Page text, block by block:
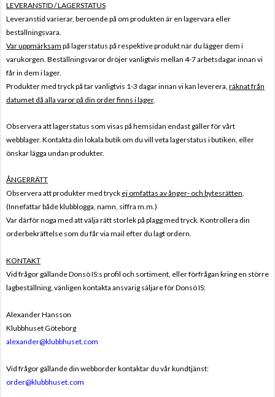
LEVERANSTID / LAGERSTATUS
Leveranstid varierar, beroende på om produkten är en lagervara eller
beställningsvara.
Var uppmärksam på lagerstatus på respektive produkt när du lägger dem i
varukorgen. Beställningsvaror dröjer vanligtvis mellan 4-7 arbetsdagar innan vi
får in dem i lager.
Produkter med tryck på tar vanligtvis 1-3 dagar innan vi kan leverera, räknat från
datumet då alla varor på din order finns i lager.
Observera att lagerstatus som visas på hemsidan endast gäller för vårt
webblager. Kontakta din lokala butik om du vill veta lagerstatus i butiken, eller
önskar lägga undan produkter.
ÅNGERRÄTT
Observera att produkter med tryck ej omfattas av ånger- och bytesrätten.
(Innefattar både klubblogga, namn, siffra m.m.)
Var därför noga med att välja rätt storlek på plagg med tryck. Kontrollera din
orderbekräftelse som du får via mail efter du lagt ordern.
KONTAKT
Vid frågor gällande Donsö IS:s profil och sortiment, eller förfrågan kring en större
lagbeställning, vänligen kontakta ansvarig säljare för Donsö IS:
Alexander Hansson
Klubbhuset Göteborg
alexander@klubbhuset.com
Vid frågor gällande din webborder kontaktar du vår kundtjänst:
order@klubbhuset.com